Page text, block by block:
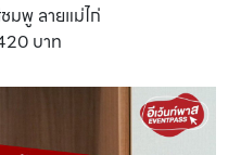
มพู ลายแม่ไก่
บาท